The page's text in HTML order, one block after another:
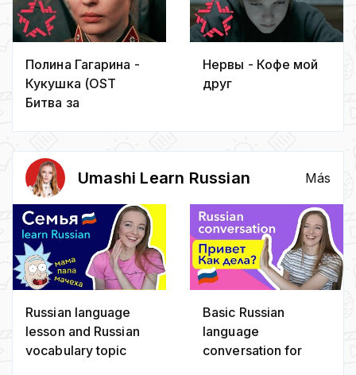
Полина Гагарина -
Кукушка (OST
Битва за
Нервы - Кофе мой
друг
Umashi Learn Russian Más
Russian language
lesson and Russian
vocabulary topic
Basic Russian
language
conversation for